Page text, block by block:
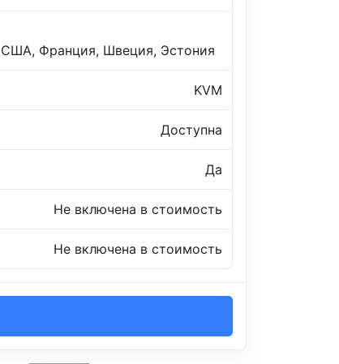
США, Франция, Швеция, Эстония
KVM
Доступна
Да
Не включена в стоимость
Не включена в стоимость